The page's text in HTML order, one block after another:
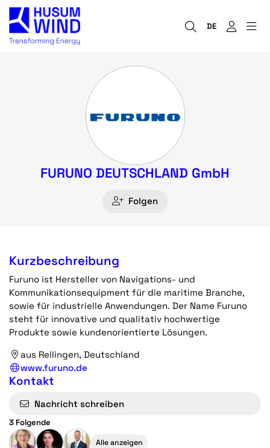
DE
FURUNO DEUTSCHLAND GmbH
Folgen
Kurzbeschreibung
Furuno ist Hersteller von Navigations- und
Kommunikationsequipment für die maritime Branche,
sowie für industrielle Anwendungen. Der Name Furuno
steht für innovative und qualitativ hochwertige
Produkte sowie kundenorientierte Lösungen.
aus Rellingen, Deutschland
www.furuno.de
Kontakt
Nachricht schreiben
3 Folgende
Alle anzeigen